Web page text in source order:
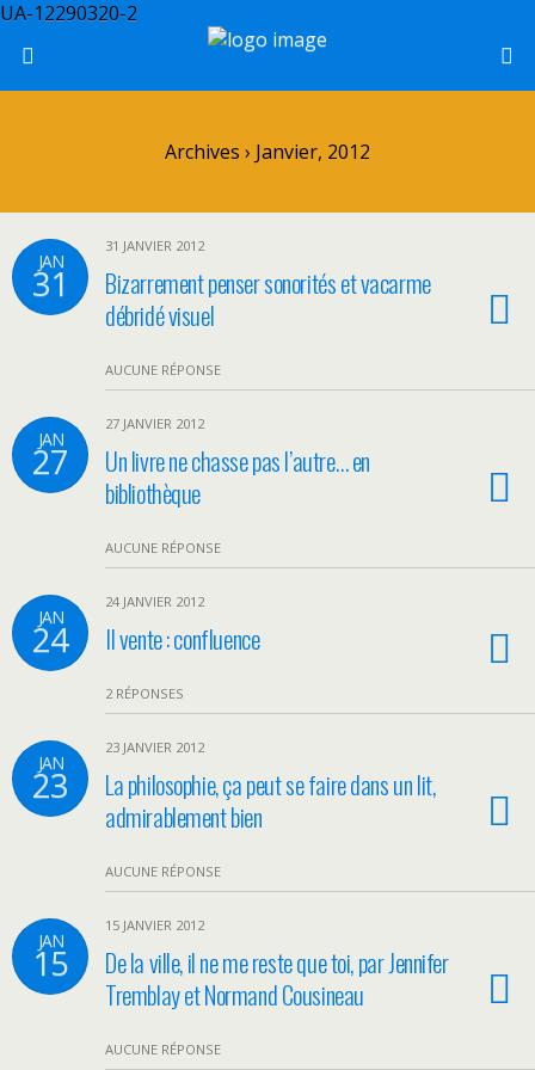
UA-12290320-2
Archives › Janvier, 2012
JAN
31
31 JANVIER 2012
Bizarrement penser sonorités et vacarme
débridé visuel
AUCUNE RÉPONSE
JAN
27
27 JANVIER 2012
Un livre ne chasse pas l’autre… en
bibliothèque
AUCUNE RÉPONSE
JAN
24
24 JANVIER 2012
Il vente : confluence
2 RÉPONSES
JAN
23
23 JANVIER 2012
La philosophie, ça peut se faire dans un lit,
admirablement bien
AUCUNE RÉPONSE
JAN
15
15 JANVIER 2012
De la ville, il ne me reste que toi, par Jennifer
Tremblay et Normand Cousineau
AUCUNE RÉPONSE